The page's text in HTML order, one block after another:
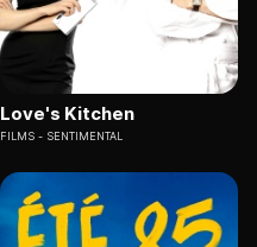
Love's Kitchen
FILMS SENTIMENTAL